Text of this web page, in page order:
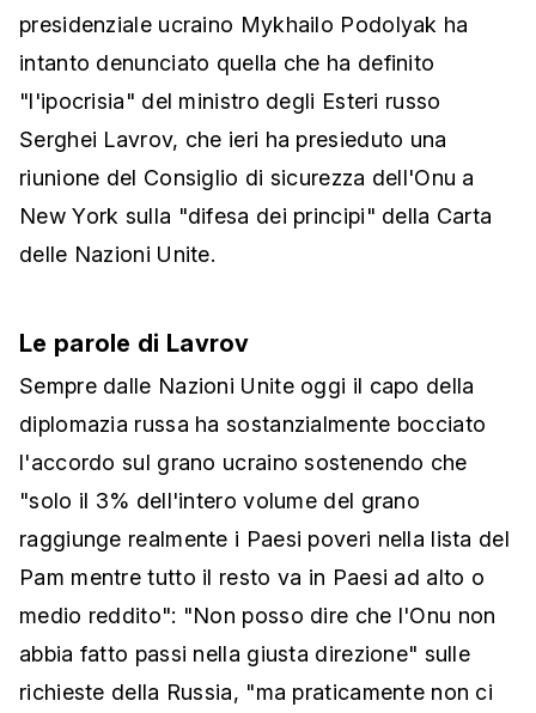
presidenziale ucraino Mykhailo Podolyak ha
intanto denunciato quella che ha definito
"l'ipocrisia" del ministro degli Esteri russo
Serghei Lavrov, che ieri ha presieduto una
riunione del Consiglio di sicurezza dell'Onu a
New York sulla "difesa dei principi" della Carta
delle Nazioni Unite.
Le parole di Lavrov
Sempre dalle Nazioni Unite oggi il capo della
diplomazia russa ha sostanzialmente bocciato
l'accordo sul grano ucraino sostenendo che
"solo il 3% dell'intero volume del grano
raggiunge realmente i Paesi poveri nella lista del
Pam mentre tutto il resto va in Paesi ad alto o
medio reddito": "Non posso dire che l'Onu non
abbia fatto passi nella giusta direzione" sulle
richieste della Russia, "ma praticamente non ci